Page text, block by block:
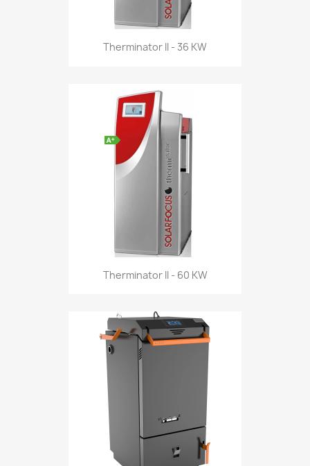
Therminator II - 36 KW
Therminator II - 60 KW